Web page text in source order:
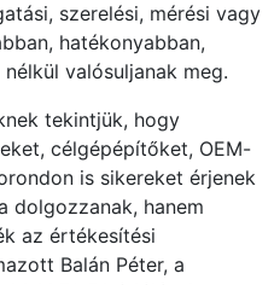
szerelési, mérési vagy
hatékonyabban,
valósuljanak meg.
tekintjük, hogy
célgépépítőket, OEM-
is sikereket érjenek
dolgozzanak, hanem
az értékesítési
Balán Péter, a